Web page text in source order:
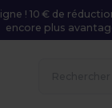
! 10 € de
encore plus